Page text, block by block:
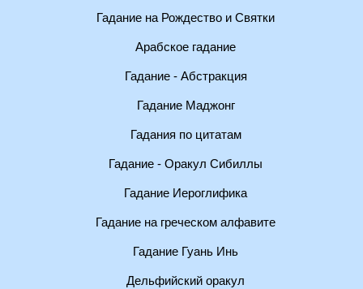
Гадание на Рождество и Святки
Арабское гадание
Гадание - Абстракция
Гадание Маджонг
Гадания по цитатам
Гадание - Оракул Сибиллы
Гадание Иероглифика
Гадание на греческом алфавите
Гадание Гуань Инь
Дельфийский оракул